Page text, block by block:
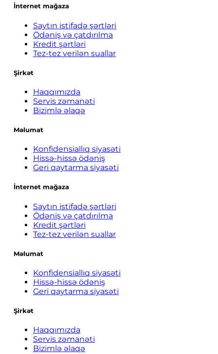
İnternet mağaza
Saytın istifadə şərtləri
Ödəniş və çatdırılma
Kredit şərtləri
Tez-tez verilən suallar
Şirkət
Haqqımızda
Servis zəmanəti
Bizimlə əlaqə
Məlumat
Konfidensiallıq siyasəti
Hissə-hissə ödəniş
Geri qaytarma siyasəti
İnternet mağaza
Saytın istifadə şərtləri
Ödəniş və çatdırılma
Kredit şərtləri
Tez-tez verilən suallar
Məlumat
Konfidensiallıq siyasəti
Hissə-hissə ödəniş
Geri qaytarma siyasəti
Şirkət
Haqqımızda
Servis zəmanəti
Bizimlə əlaqə